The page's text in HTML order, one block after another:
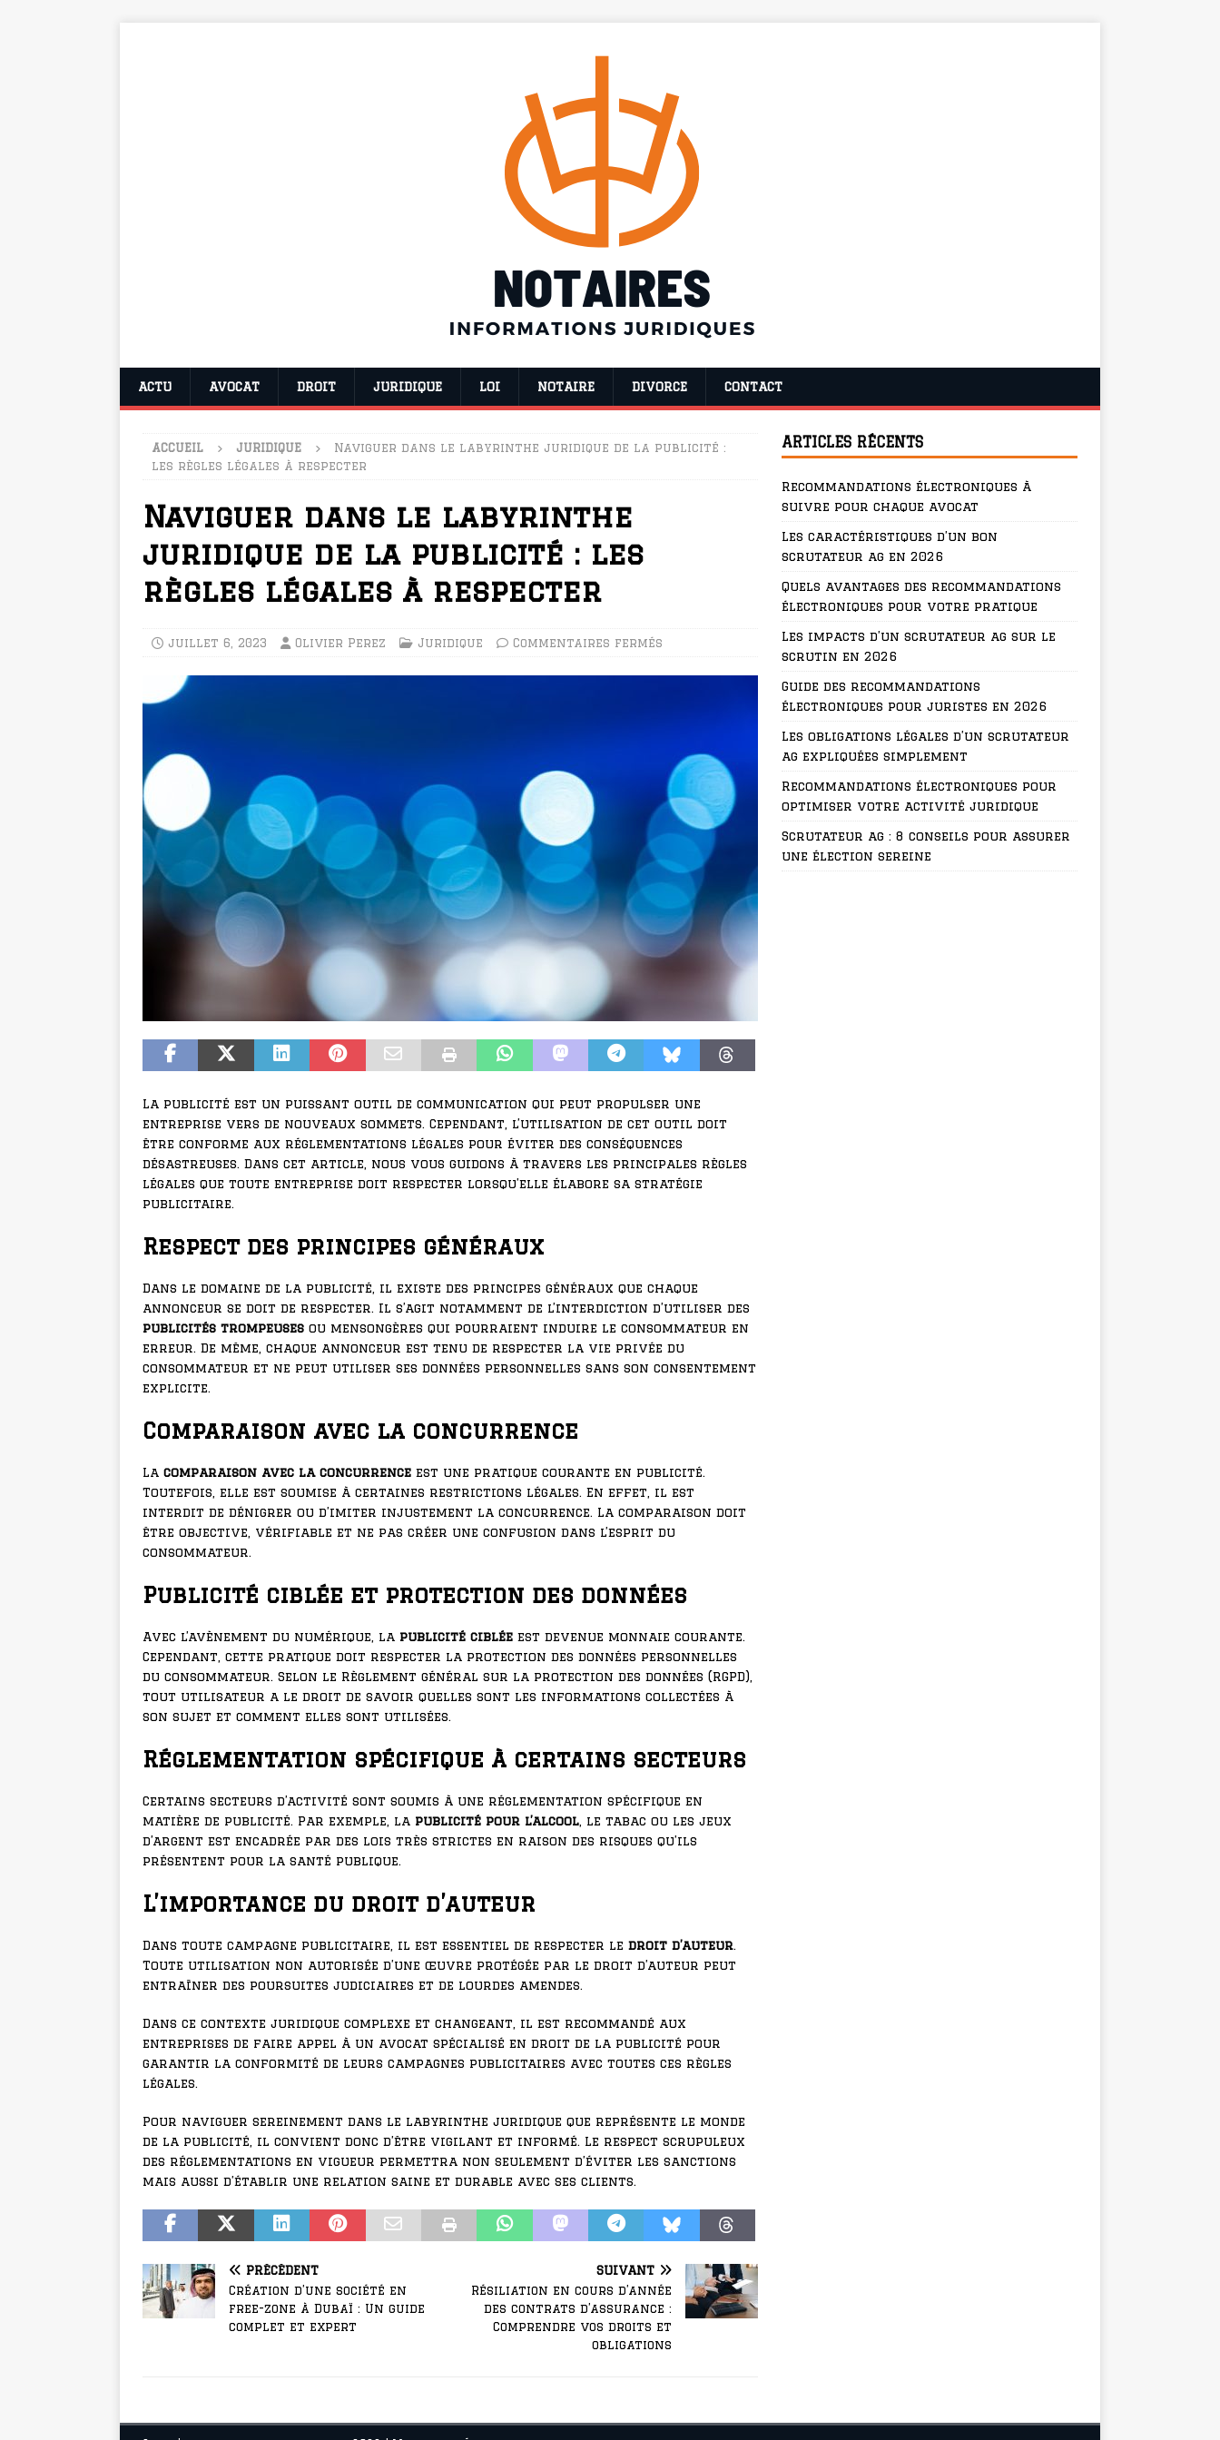
ACTU AVOCAT DROIT JURIDIQUE LOI NOTAIRE DIVORCE CONTACT
ACCUEIL JURIDIQUE
Naviguer dans le labyrinthe juridique de la publicité :
les règles légales à respecter
Naviguer dans le labyrinthe
juridique de la publicité : les
règles légales à respecter
juillet 6, 2023 Olivier Perez Juridique Commentaires fermés
La publicité est un puissant outil de communication qui peut propulser une
entreprise vers de nouveaux sommets. Cependant, l’utilisation de cet outil doit
être conforme aux réglementations légales pour éviter des conséquences
désastreuses. Dans cet article, nous vous guidons à travers les principales règles
légales que toute entreprise doit respecter lorsqu’elle élabore sa stratégie
publicitaire.
Respect des principes généraux
Dans le domaine de la publicité, il existe des principes généraux que chaque
annonceur se doit de respecter. Il s’agit notamment de l’interdiction d’utiliser des
publicités trompeuses ou mensongères qui pourraient induire le consommateur en
erreur. De même, chaque annonceur est tenu de respecter la vie privée du
consommateur et ne peut utiliser ses données personnelles sans son consentement
explicite.
Comparaison avec la concurrence
La comparaison avec la concurrence est une pratique courante en publicité.
Toutefois, elle est soumise à certaines restrictions légales. En effet, il est
interdit de dénigrer ou d’imiter injustement la concurrence. La comparaison doit
être objective, vérifiable et ne pas créer une confusion dans l’esprit du
consommateur.
Publicité ciblée et protection des données
Avec l’avènement du numérique, la publicité ciblée est devenue monnaie courante.
Cependant, cette pratique doit respecter la protection des données personnelles
du consommateur. Selon le Règlement général sur la protection des données (RGPD),
tout utilisateur a le droit de savoir quelles sont les informations collectées à
son sujet et comment elles sont utilisées.
Réglementation spécifique à certains secteurs
Certains secteurs d’activité sont soumis à une réglementation spécifique en
matière de publicité. Par exemple, la publicité pour l’alcool , le tabac ou les jeux
d’argent est encadrée par des lois très strictes en raison des risques qu’ils
présentent pour la santé publique.
L’importance du droit d’auteur
Dans toute campagne publicitaire, il est essentiel de respecter le droit d’auteur.
Toute utilisation non autorisée d’une œuvre protégée par le droit d’auteur peut
entraîner des poursuites judiciaires et de lourdes amendes.
Dans ce contexte juridique complexe et changeant, il est recommandé aux
entreprises de faire appel à un avocat spécialisé en droit de la publicité pour
garantir la conformité de leurs campagnes publicitaires avec toutes ces règles
légales.
Pour naviguer sereinement dans le labyrinthe juridique que représente le monde
de la publicité, il convient donc d’être vigilant et informé. Le respect scrupuleux
des réglementations en vigueur permettra non seulement d’éviter les sanctions
mais aussi d’établir une relation saine et durable avec ses clients.
PRÉCÉDENT
Création d’une société en
free-zone à Dubaï : Un guide
complet et expert
SUIVANT
Résiliation en cours d’année
des contrats d’assurance :
Comprendre vos droits et
obligations
ARTICLES RÉCENTS
Recommandations électroniques à
suivre pour chaque avocat
Les caractéristiques d’un bon
scrutateur ag en 2026
Quels avantages des recommandations
électroniques pour votre pratique
Les impacts d’un scrutateur ag sur le
scrutin en 2026
Guide des recommandations
électroniques pour juristes en 2026
Les obligations légales d’un scrutateur
ag expliquées simplement
Recommandations électroniques pour
optimiser votre activité juridique
Scrutateur ag : 8 conseils pour assurer
une élection sereine